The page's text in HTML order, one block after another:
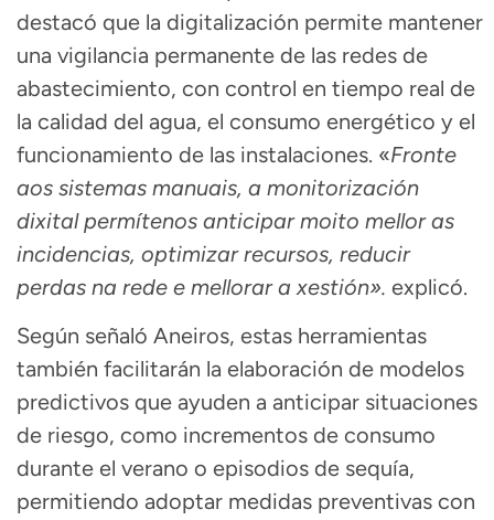
destacó que la digitalización permite mantener
una vigilancia permanente de las redes de
abastecimiento, con control en tiempo real de
la calidad del agua, el consumo energético y el
funcionamiento de las instalaciones. «Fronte
aos sistemas manuais, a monitorización
dixital permítenos anticipar moito mellor as
incidencias, optimizar recursos, reducir
perdas na rede e mellorar a xestión». explicó.
Según señaló Aneiros, estas herramientas
también facilitarán la elaboración de modelos
predictivos que ayuden a anticipar situaciones
de riesgo, como incrementos de consumo
durante el verano o episodios de sequía,
permitiendo adoptar medidas preventivas con